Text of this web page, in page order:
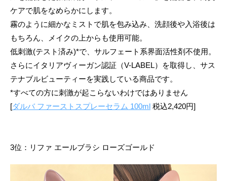
ケアで肌をなめらかにします。
霧のように細かなミストで肌を包み込み、洗顔後や入浴後は
もちろん、メイクの上からも使用可能。
低刺激(テスト済み)*で、サルフェート系界面活性剤不使用。
さらにイタリアヴィーガン認証（V-LABEL）を取得し、サス
テナブルビューティーを実践している商品です。
*すべての方に刺激が起こらないわけではありません
[ダルバ ファーストスプレーセラム 100ml 税込2,420円]
3位：リファ エールブラシ ローズゴールド